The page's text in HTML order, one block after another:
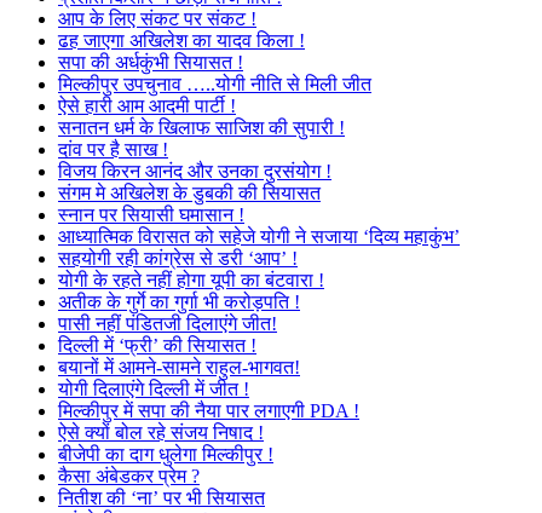
आप के लिए संकट पर संकट !
ढह जाएगा अखिलेश का यादव किला !
सपा की अर्धकुंभी सियासत !
मिल्कीपुर उपचुनाव …..योगी नीति से मिली जीत
ऐसे हारी आम आदमी पार्टी !
सनातन धर्म के खिलाफ साजिश की सुपारी !
दांव पर है साख !
विजय किरन आनंद और उनका दुरसंयोग !
संगम मे अखिलेश के डुबकी की सियासत
स्नान पर सियासी घमासान !
आध्यात्मिक विरासत को सहेजे योगी ने सजाया ‘दिव्य महाकुंभ’
सहयोगी रही कांग्रेस से डरी ‘आप’ !
योगी के रहते नहीं होगा यूपी का बंटवारा !
अतीक के गुर्गे का गुर्गा भी करोड़पति !
पासी नहीं पंडितजी दिलाएंगे जीत!
दिल्ली में ‘फ्री’ की सियासत !
बयानों में आमने-सामने राहुल-भागवत!
योगी दिलाएंगे दिल्ली में जीत !
मिल्कीपुर में सपा की नैया पार लगाएगी PDA !
ऐसे क्यों बोल रहे संजय निषाद !
बीजेपी का दाग धुलेगा मिल्कीपुर !
कैसा अंबेडकर प्रेम ?
नितीश की ‘ना’ पर भी सियासत